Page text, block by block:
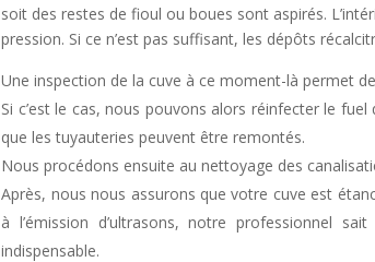
soit des restes de fioul ou boues sont aspirés.
pression. Si ce n’est pas suffisant, les dépôts
Une inspection de la cuve à ce moment-là permet
Si c’est le cas, nous pouvons alors réinfecter le
que les tuyauteries peuvent être remontés.
Nous procédons ensuite au nettoyage des
Après, nous nous assurons que votre cuve est
à l’émission d’ultrasons, notre professionnel
indispensable.